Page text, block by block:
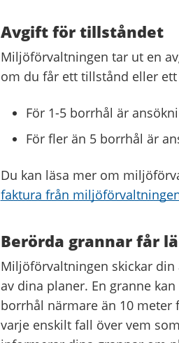
Avgift för tillståndet
Miljöförvaltningen tar ut en
om du får ett tillstånd eller ett
För 1-5 borrhål är
För fler än 5 borrhål är
Du kan läsa mer om
faktura från
Berörda grannar får
Miljöförvaltningen skickar
av dina planer. En granne
borrhål närmare än 10 meter
varje enskilt fall över vem